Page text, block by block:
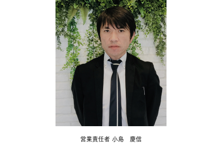
営業責任者 小島 慶信